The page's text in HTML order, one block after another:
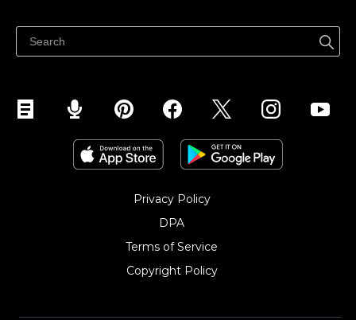
Facebookで販売する
Instagramで販売する
Privacy Policy
DPA
Terms of Service
Copyright Policy‎